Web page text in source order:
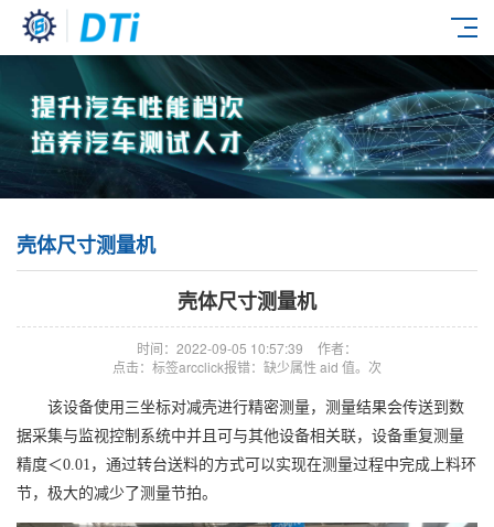
壳体尺寸测量机
壳体尺寸测量机
时间：2022-09-05 10:57:39
作者：
点击：标签arcclick报错：缺少属性 aid 值。次
该设备使用三坐标对减壳进行精密测量，测量结果会传送到数
据采集与监视控制系统中并且可与其他设备相关联，设备重复测量
精度＜0.01，通过转台送料的方式可以实现在测量过程中完成上料环
节，极大的减少了测量节拍。